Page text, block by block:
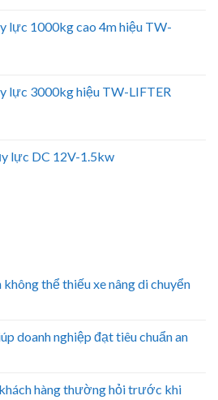
lực 1000kg cao 4m hiệu TW-
lực 3000kg hiệu TW-LIFTER
lực DC 12V-1.5kw
không thể thiếu xe nâng di chuyển
doanh nghiệp đạt tiêu chuẩn an
hàng thường hỏi trước khi